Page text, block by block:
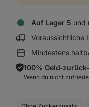
Auf Lager 5 und
Voraussichtliche
Mindestens
100%
Wenn du nicht